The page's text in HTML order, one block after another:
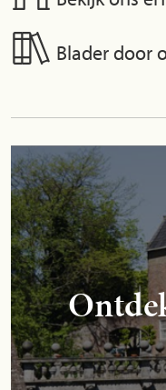
Blader door